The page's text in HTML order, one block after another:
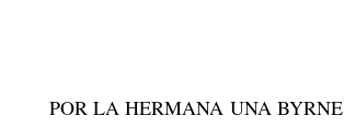
POR LA HERMANA UNA BYRNE